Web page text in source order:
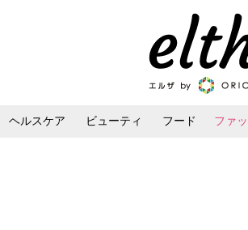
ヘルスケア ビューティ フード ファ